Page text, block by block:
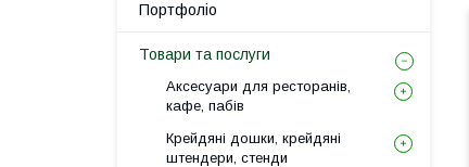
Портфоліо
Товари та послуги
Аксесуари для ресторанів,
кафе, пабів
Крейдяні дошки, крейдяні
штендери, стенди